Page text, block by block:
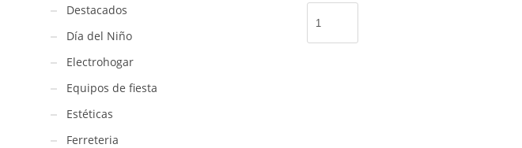
Kuromi
Destacados
Día del Niño
Electrohogar
Equipos de fiesta
Estéticas
Ferreteria